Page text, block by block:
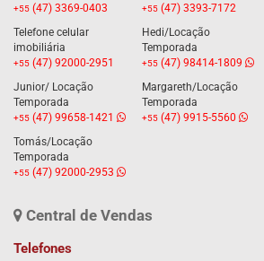
+55 (47) 3369-0403 +55(47) 3393-7172
Telefone celular
imobiliária
+55 (47) 92000-2951
Hedi/Locação
Temporada
+55(47) 98414-1809
Junior/ Locação
Temporada
+55 (47) 99658-1421
Margareth/Locação
Temporada
+55(47) 9915-5560
Tomás/Locação
Temporada
+55 (47) 92000-2953
Central de Vendas
Telefones